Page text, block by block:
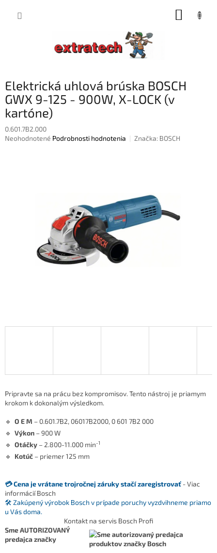
Elektrická uhlová brúska BOSCH
GWX 9-125 - 900W, X-LOCK (v
kartóne)
0.601.7B2.000
Priemerné
Neohodnotené Podrobnosti hodnotenia Značka: BOSCH
Pripravte sa na prácu bez kompromisov. Tento nástroj je priamym
krokom k dokonalým výsledkom.
🔹 O E M – 0.601.7B2, 06017B2000, 0 601 7B2 000
🔹 Výkon – 900 W
🔹 Otáčky – 2.800-11.000 min-1
🔹 Kotúč – priemer 125 mm
💳 Cena je vrátane trojročnej záruky stačí zaregistrovať - Viac
informácií Bosch
🛠️ Zakúpený výrobok Bosch v prípade poruchy vyzdvihneme priamo
u Vás doma.
Kontakt na servis Bosch Profi
Sme AUTORIZOVANÝ
predajca značky